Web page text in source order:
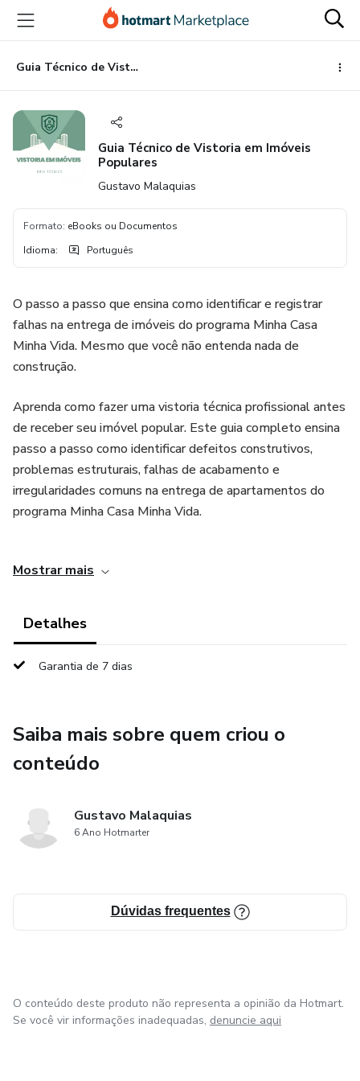
para
conteúdo
principal
para
pagamento
para
rodapé
Guia Técnico de Vistoria em Imóveis Populares
Guia Técnico de Vistoria em Imóveis
Populares
Gustavo Malaquias
Formato: eBooks ou Documentos
Idioma: Português
O passo a passo que ensina como identificar e registrar
falhas na entrega de imóveis do programa Minha Casa
Minha Vida. Mesmo que você não entenda nada de
construção.
Aprenda como fazer uma vistoria técnica profissional antes
de receber seu imóvel popular. Este guia completo ensina
passo a passo como identificar defeitos construtivos,
problemas estruturais, falhas de acabamento e
irregularidades comuns na entrega de apartamentos do
programa Minha Casa Minha Vida.
profissionais da área imobiliária que desejam realizar uma
Mostrar mais
Detalhes
Garantia de 7 dias
Saiba mais sobre quem criou o
conteúdo
Gustavo Malaquias
6 Ano Hotmarter
Dúvidas frequentes
O conteúdo deste produto não representa a opinião da Hotmart.
Se você vir informações inadequadas, denuncie aqui